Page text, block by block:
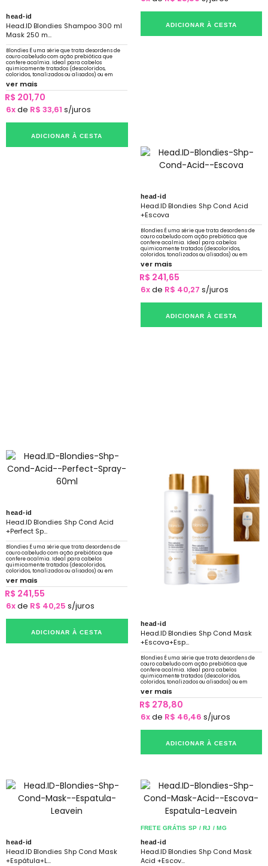
head-id
Head.ID Blondies Shampoo 300 ml
Mask 250 m...
Blondies É uma série que trata desordens de
couro cabeludo com ação prebiótica que
confere acalmia. Ideal para cabelos
quimicamente tratados (descoloridos,
coloridos, tonalizados ou alisados) ou em
constante exposição a sol, mar e piscina.
ver mais
R$ 201,70
6xde R$ 33,61 s/juros
ADICIONAR À CESTA
ADICIONAR À CESTA
head-id
Head.ID Blondies Shp Cond Acid
+Escova
Blondies É uma série que trata desordens de
couro cabeludo com ação prebiótica que
confere acalmia. Ideal para cabelos
quimicamente tratados (descoloridos,
coloridos, tonalizados ou alisados) ou em
constante exposição a sol, mar e piscina.
ver mais
R$ 241,65
6xde R$ 40,27 s/juros
ADICIONAR À CESTA
head-id
Head.ID Blondies Shp Cond Acid
+Perfect Sp...
Blondies É uma série que trata desordens de
couro cabeludo com ação prebiótica que
confere acalmia. Ideal para cabelos
quimicamente tratados (descoloridos,
coloridos, tonalizados ou alisados) ou em
constante exposição a sol, mar e piscina.
ver mais
R$ 241,55
6xde R$ 40,25 s/juros
ADICIONAR À CESTA
head-id
Head.ID Blondies Shp Cond Mask
+Escova+Esp...
Blondies É uma série que trata desordens de
couro cabeludo com ação prebiótica que
confere acalmia. Ideal para cabelos
quimicamente tratados (descoloridos,
coloridos, tonalizados ou alisados) ou em
constante exposição a sol, mar e piscina.
ver mais
R$ 278,80
6xde R$ 46,46 s/juros
ADICIONAR À CESTA
head-id
Head.ID Blondies Shp Cond Mask
+Espátula+L...
FRETE GRÁTIS SP / RJ / MG
head-id
Head.ID Blondies Shp Cond Mask
Acid +Escov...